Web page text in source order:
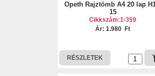
Opeth Rajztömb A4 20 lap
15
Cikkszám:1-359
Ár: 1.980 Ft
RÉSZLETEK